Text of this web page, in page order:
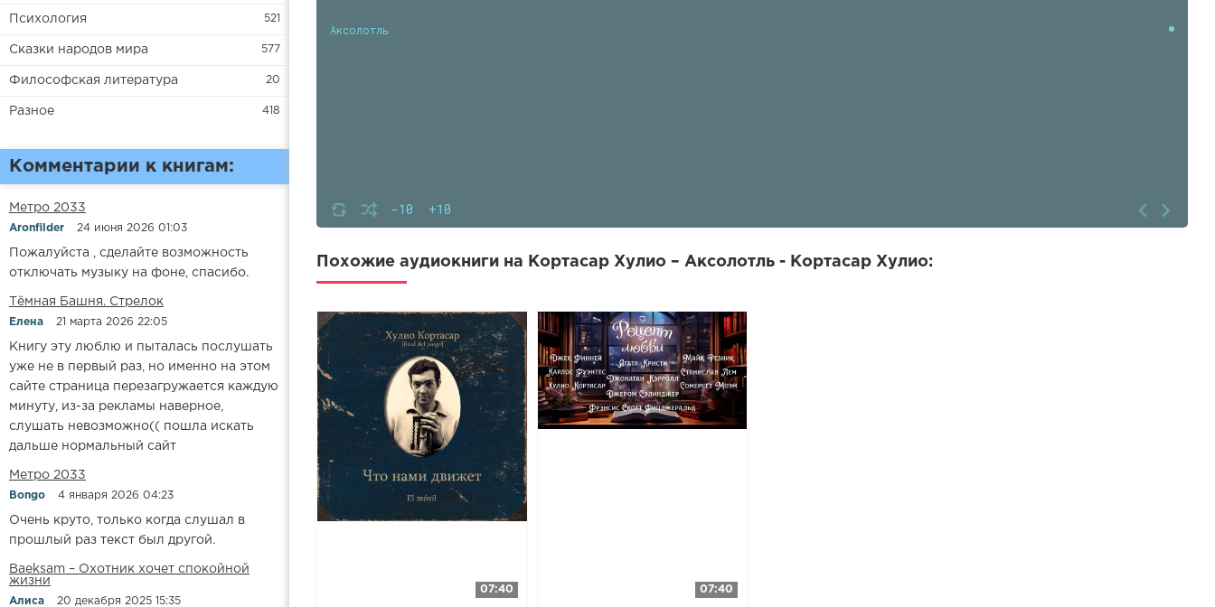
Психология 521
Сказки народов мира 577
Философская литература 20
Разное 418
Комментарии к книгам:
Метро 2033
Aronfilder 24 июня 2026 01:03
Пожалуйста , сделайте возможность
отключать музыку на фоне, спасибо.
​​Тёмная Башня. Стрелок
Елена 21 марта 2026 22:05
Книгу эту люблю и пыталась послушать
уже не в первый раз, но именно на этом
сайте страница перезагружается каждую
минуту, из-за рекламы наверное,
слушать невозможно(( пошла искать
дальше нормальный сайт
Метро 2033
Bongo 4 января 2026 04:23
Очень круто, только когда слушал в
прошлый раз текст был другой.
Baeksam – Охотник хочет спокойной
жизни
Алиса 20 декабря 2025 15:35
-10 +10
Аксолотль
Похожие аудиокниги на Кортасар Хулио – Аксолотль - Кортасар Хулио:
07:40 07:40